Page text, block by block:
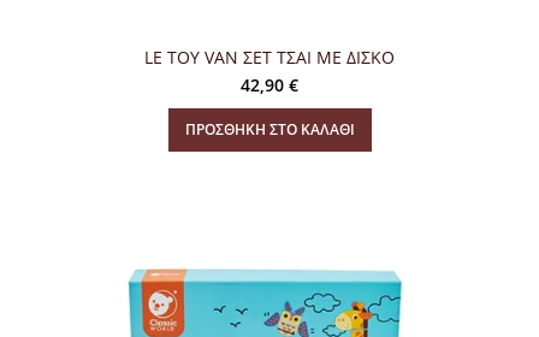
LE TOY VAN ΣΕΤ ΤΣΑΙ ΜΕ ΔΙΣΚΟ
42,90 €
ΠΡΟΣΘΉΚΗ ΣΤΟ ΚΑΛΆΘΙ